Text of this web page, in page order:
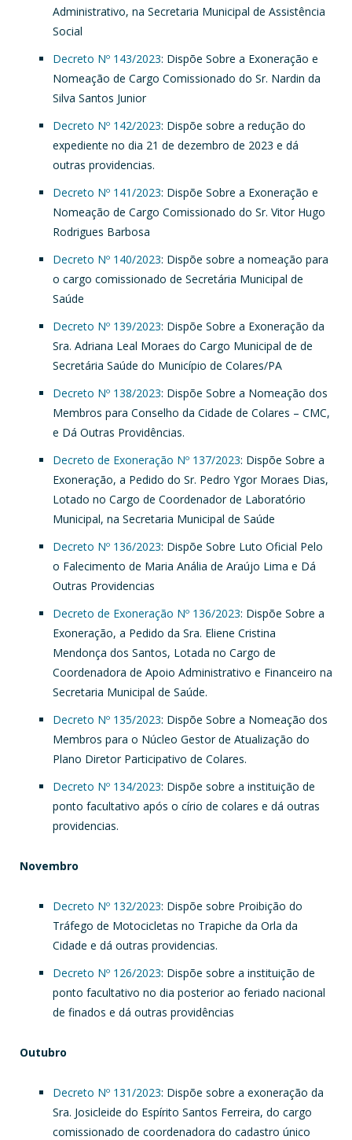
Administrativo, na Secretaria Municipal de Assistência
Social
Decreto Nº 143/2023: Dispõe Sobre a Exoneração e
Nomeação de Cargo Comissionado do Sr. Nardin da
Silva Santos Junior
Decreto Nº 142/2023: Dispõe sobre a redução do
expediente no dia 21 de dezembro de 2023 e dá
outras providencias.
Decreto Nº 141/2023: Dispõe Sobre a Exoneração e
Nomeação de Cargo Comissionado do Sr. Vitor Hugo
Rodrigues Barbosa
Decreto Nº 140/2023: Dispõe sobre a nomeação para
o cargo comissionado de Secretária Municipal de
Saúde
Decreto Nº 139/2023: Dispõe Sobre a Exoneração da
Sra. Adriana Leal Moraes do Cargo Municipal de de
Secretária Saúde do Município de Colares/PA
Decreto Nº 138/2023: Dispõe Sobre a Nomeação dos
Membros para Conselho da Cidade de Colares – CMC,
e Dá Outras Providências.
Decreto de Exoneração Nº 137/2023: Dispõe Sobre a
Exoneração, a Pedido do Sr. Pedro Ygor Moraes Dias,
Lotado no Cargo de Coordenador de Laboratório
Municipal, na Secretaria Municipal de Saúde
Decreto Nº 136/2023: Dispõe Sobre Luto Oficial Pelo
o Falecimento de Maria Anália de Araújo Lima e Dá
Outras Providencias
Decreto de Exoneração Nº 136/2023: Dispõe Sobre a
Exoneração, a Pedido da Sra. Eliene Cristina
Mendonça dos Santos, Lotada no Cargo de
Coordenadora de Apoio Administrativo e Financeiro na
Secretaria Municipal de Saúde.
Decreto Nº 135/2023: Dispõe Sobre a Nomeação dos
Membros para o Núcleo Gestor de Atualização do
Plano Diretor Participativo de Colares.
Decreto Nº 134/2023: Dispõe sobre a instituição de
ponto facultativo após o círio de colares e dá outras
providencias.
Novembro
Decreto Nº 132/2023: Dispõe sobre Proibição do
Tráfego de Motocicletas no Trapiche da Orla da
Cidade e dá outras providencias.
Decreto Nº 126/2023: Dispõe sobre a instituição de
ponto facultativo no dia posterior ao feriado nacional
de finados e dá outras providências
Outubro
Decreto Nº 131/2023: Dispõe sobre a exoneração da
Sra. Josicleide do Espírito Santos Ferreira, do cargo
comissionado de coordenadora do cadastro único